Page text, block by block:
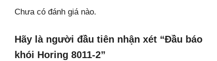
Chưa có đánh giá nào.
Hãy là người đầu tiên nhận xét “Đầu báo
khói Horing 8011-2”